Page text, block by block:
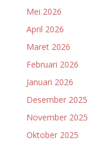
Mei 2026
April 2026
Maret 2026
Februari 2026
Januari 2026
Desember 2025
November 2025
Oktober 2025